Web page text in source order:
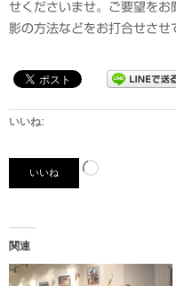
せくださいませ。ご要望を
影の方法などをお打合せさせ
いいね:
いいね
読
関連